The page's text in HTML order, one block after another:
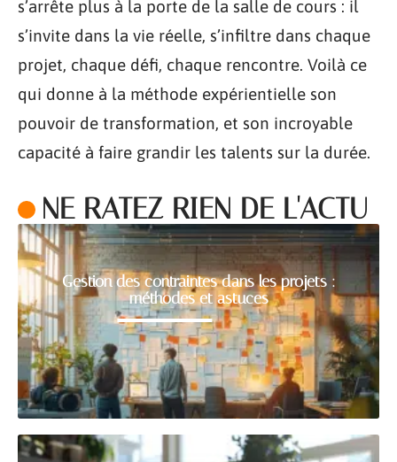
s’arrête plus à la porte de la salle de cours : il
s’invite dans la vie réelle, s’infiltre dans chaque
projet, chaque défi, chaque rencontre. Voilà ce
qui donne à la méthode expérientielle son
pouvoir de transformation, et son incroyable
capacité à faire grandir les talents sur la durée.
NE RATEZ RIEN DE L'ACTU
Gestion des contraintes dans les projets :
méthodes et astuces